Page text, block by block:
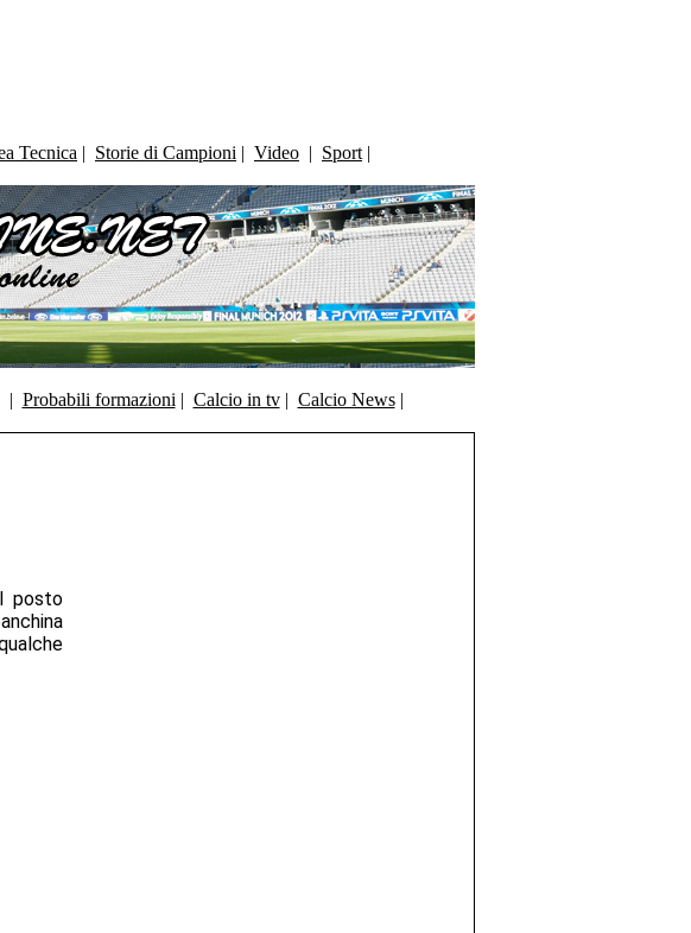
Tecnica | Storie di Campioni | Video | Sport |
| Probabili formazioni | Calcio in tv| Calcio News|
posto